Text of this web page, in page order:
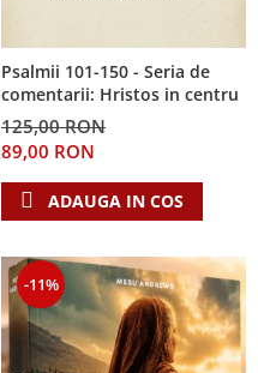
Psalmii 101-150 - Seria de
comentarii: Hristos in centru
125,00 RON
89,00 RON
ADAUGA IN COS
-11%